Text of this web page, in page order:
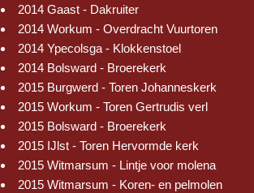
2014 Gaast - Dakruiter
2014 Workum - Overdracht Vuurtoren
2014 Ypecolsga - Klokkenstoel
2014 Bolsward - Broerekerk
2015 Burgwerd - Toren Johanneskerk
2015 Workum - Toren Gertrudis verl
2015 Bolsward - Broerekerk
2015 IJlst - Toren Hervormde kerk
2015 Witmarsum - Lintje voor molena
2015 Witmarsum - Koren- en pelmolen